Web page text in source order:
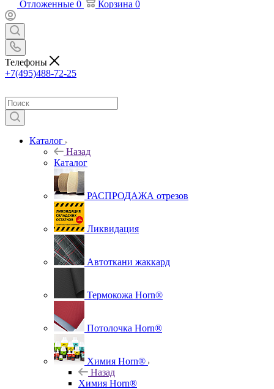
Отложенные 0 Корзина 0
Телефоны
+7(495)488-72-25
Каталог
Назад
Каталог
РАСПРОДАЖА отрезов
Ликвидация
Автоткани жаккард
Термокожа Horn®
Потолочка Horn®
Химия Horn®
Назад
Химия Horn®